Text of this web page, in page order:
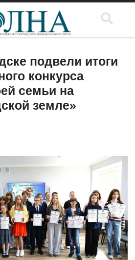
подвели итоги
конкурса
семьи на
земле»